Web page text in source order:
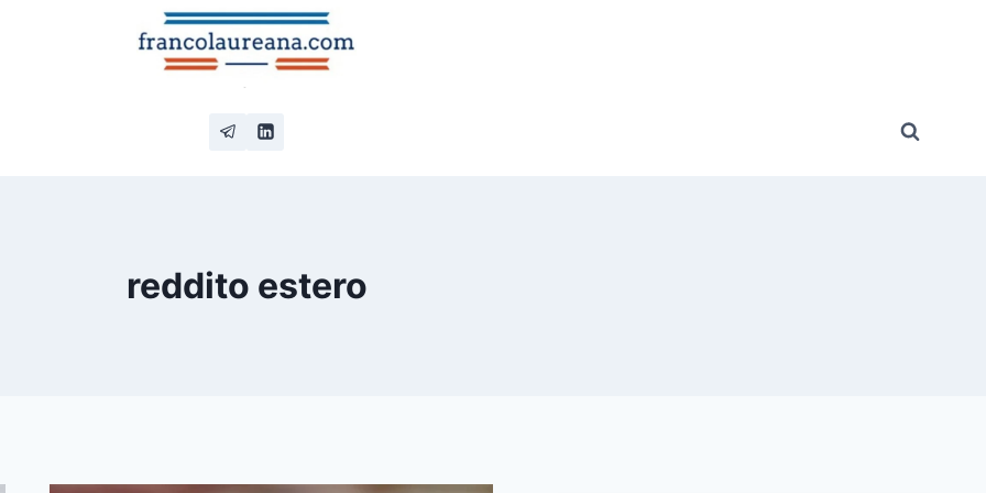
reddito estero